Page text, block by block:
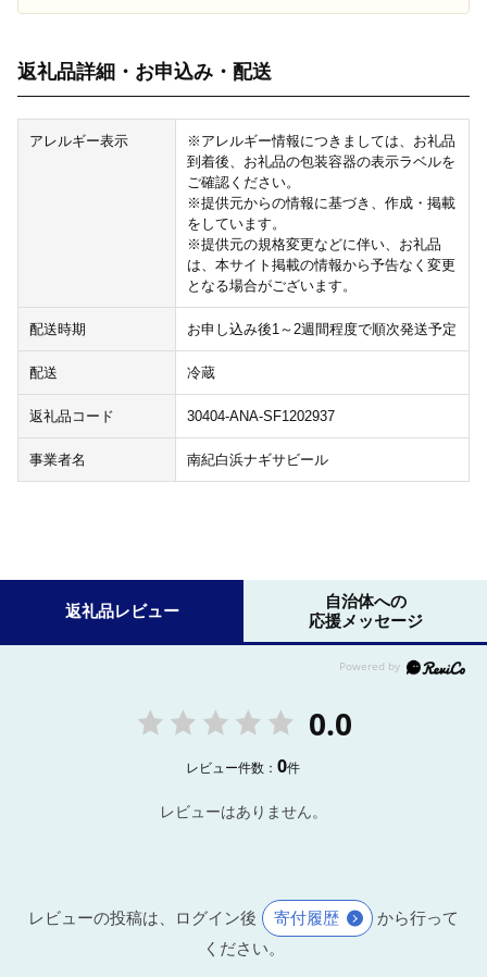
返礼品詳細・お申込み・配送
アレルギー表示
※アレルギー情報につきましては、お礼品
到着後、お礼品の包装容器の表示ラベルを
ご確認ください。
※提供元からの情報に基づき、作成・掲載
をしています。
※提供元の規格変更などに伴い、お礼品
は、本サイト掲載の情報から予告なく変更
となる場合がございます。
配送時期 お申し込み後1～2週間程度で順次発送予定
配送 冷蔵
返礼品コード 30404-ANA-SF1202937
事業者名 南紀白浜ナギサビール
返礼品レビュー
自治体への
応援メッセージ
0.0
レビュー件数：0件
レビューはありません。
レビューの投稿は、ログイン後 寄付履歴
から行って
ください。